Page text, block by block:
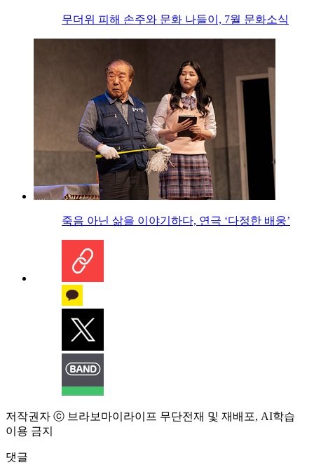
무더위 피해 손주와 문화 나들이, 7월 문화소식
죽음 아닌 삶을 이야기하다, 연극 ‘다정한 배웅’
저작권자 ⓒ 브라보마이라이프 무단전재 및 재배포, AI학습
이용 금지
댓글